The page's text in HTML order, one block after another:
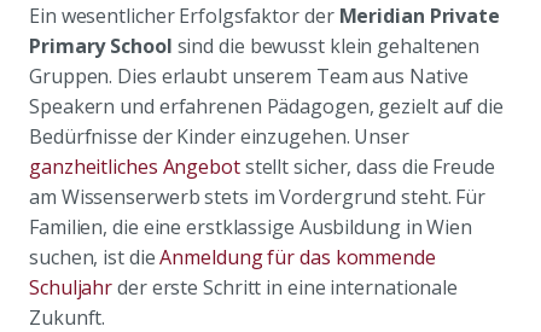
Ein wesentlicher Erfolgsfaktor der Meridian Private
Primary School sind die bewusst klein gehaltenen
Gruppen. Dies erlaubt unserem Team aus Native
Speakern und erfahrenen Pädagogen, gezielt auf die
Bedürfnisse der Kinder einzugehen. Unser
ganzheitliches Angebotstellt sicher, dass die Freude
am Wissenserwerb stets im Vordergrund steht. Für
Familien, die eine erstklassige Ausbildung in Wien
suchen, ist dieAnmeldung für das kommende
Schuljahrder erste Schritt in eine internationale
Zukunft.